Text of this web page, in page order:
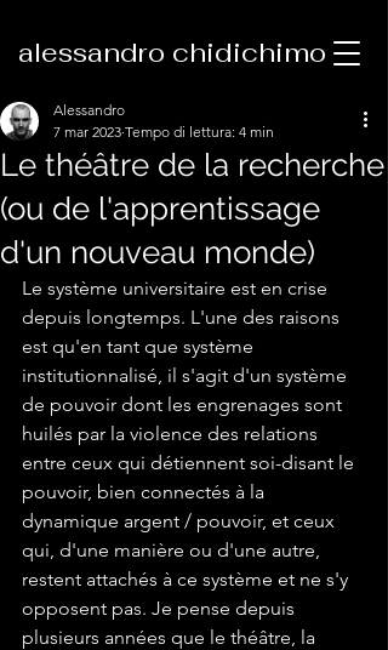
alessandro chidichimo
Le théâtre de la recherche
(ou de l'apprentissage
d'un nouveau monde)
Alessandro
7 mar 2023 Tempo di lettura: 4 min
Le système universitaire est en crise
depuis longtemps. L'une des raisons
est qu'en tant que système
institutionnalisé, il s'agit d'un système
de pouvoir dont les engrenages sont
huilés par la violence des relations
entre ceux qui détiennent soi-disant le
pouvoir, bien connectés à la
dynamique argent / pouvoir, et ceux
qui, d'une manière ou d'une autre,
restent attachés à ce système et ne s'y
opposent pas. Je pense depuis
plusieurs années que le théâtre, la